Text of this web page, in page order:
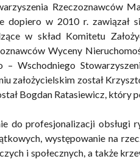
Rzeczoznawców
dopiero w 2010 r. zawiązał
w skład Komitetu
Wyceny
Wschodniego
założycielskim został
Bogdan Ratasiewicz, który
do profesjonalizacji obsługi
występowanie na
i społecznych, a także